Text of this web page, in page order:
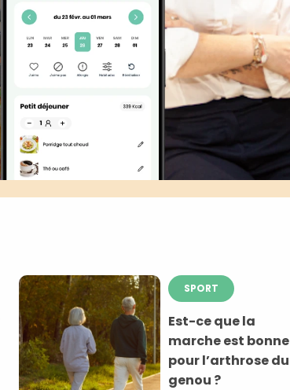
SPORT
Est-ce que la
marche est bonne
pour l’arthrose du
genou ?